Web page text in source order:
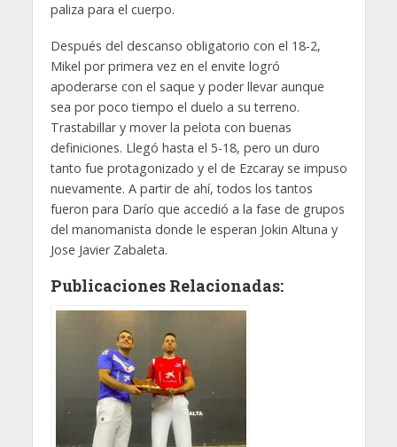
paliza para el cuerpo.
Después del descanso obligatorio con el 18-2,
Mikel por primera vez en el envite logró
apoderarse con el saque y poder llevar aunque
sea por poco tiempo el duelo a su terreno.
Trastabillar y mover la pelota con buenas
definiciones. Llegó hasta el 5-18, pero un duro
tanto fue protagonizado y el de Ezcaray se impuso
nuevamente. A partir de ahí, todos los tantos
fueron para Darío que accedió a la fase de grupos
del manomanista donde le esperan Jokin Altuna y
Jose Javier Zabaleta.
Publicaciones Relacionadas: